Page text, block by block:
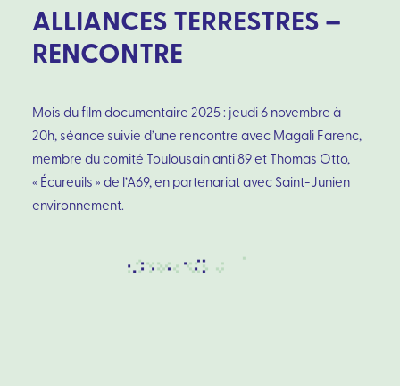
ALLIANCES TERRESTRES –
RENCONTRE
Mois du film documentaire 2025 : jeudi 6 novembre à
20h, séance suivie d’une rencontre avec Magali Farenc,
membre du comité Toulousain anti 89 et Thomas Otto,
« Écureuils » de l’A69, en partenariat avec Saint-Junien
environnement.